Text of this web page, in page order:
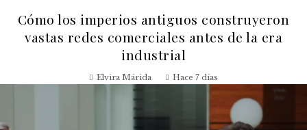
Cómo los imperios antiguos construyeron
vastas redes comerciales antes de la era
industrial
Elvira Márida Hace 7 días